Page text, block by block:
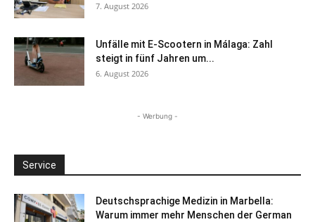
7. August 2026
Unfälle mit E-Scootern in Málaga: Zahl
steigt in fünf Jahren um...
6. August 2026
- Werbung -
Service
Deutschsprachige Medizin in Marbella:
Warum immer mehr Menschen der German